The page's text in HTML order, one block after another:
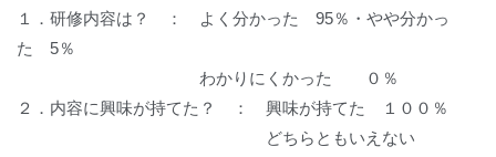
１．研修内容は？ ： よく分かった 95％・やや分かっ
た 5％
わかりにくかった ０％
２．内容に興味が持てた？ ： 興味が持てた １００％
どちらともいえない